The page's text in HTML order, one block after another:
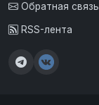
Обратная связь
RSS-лента